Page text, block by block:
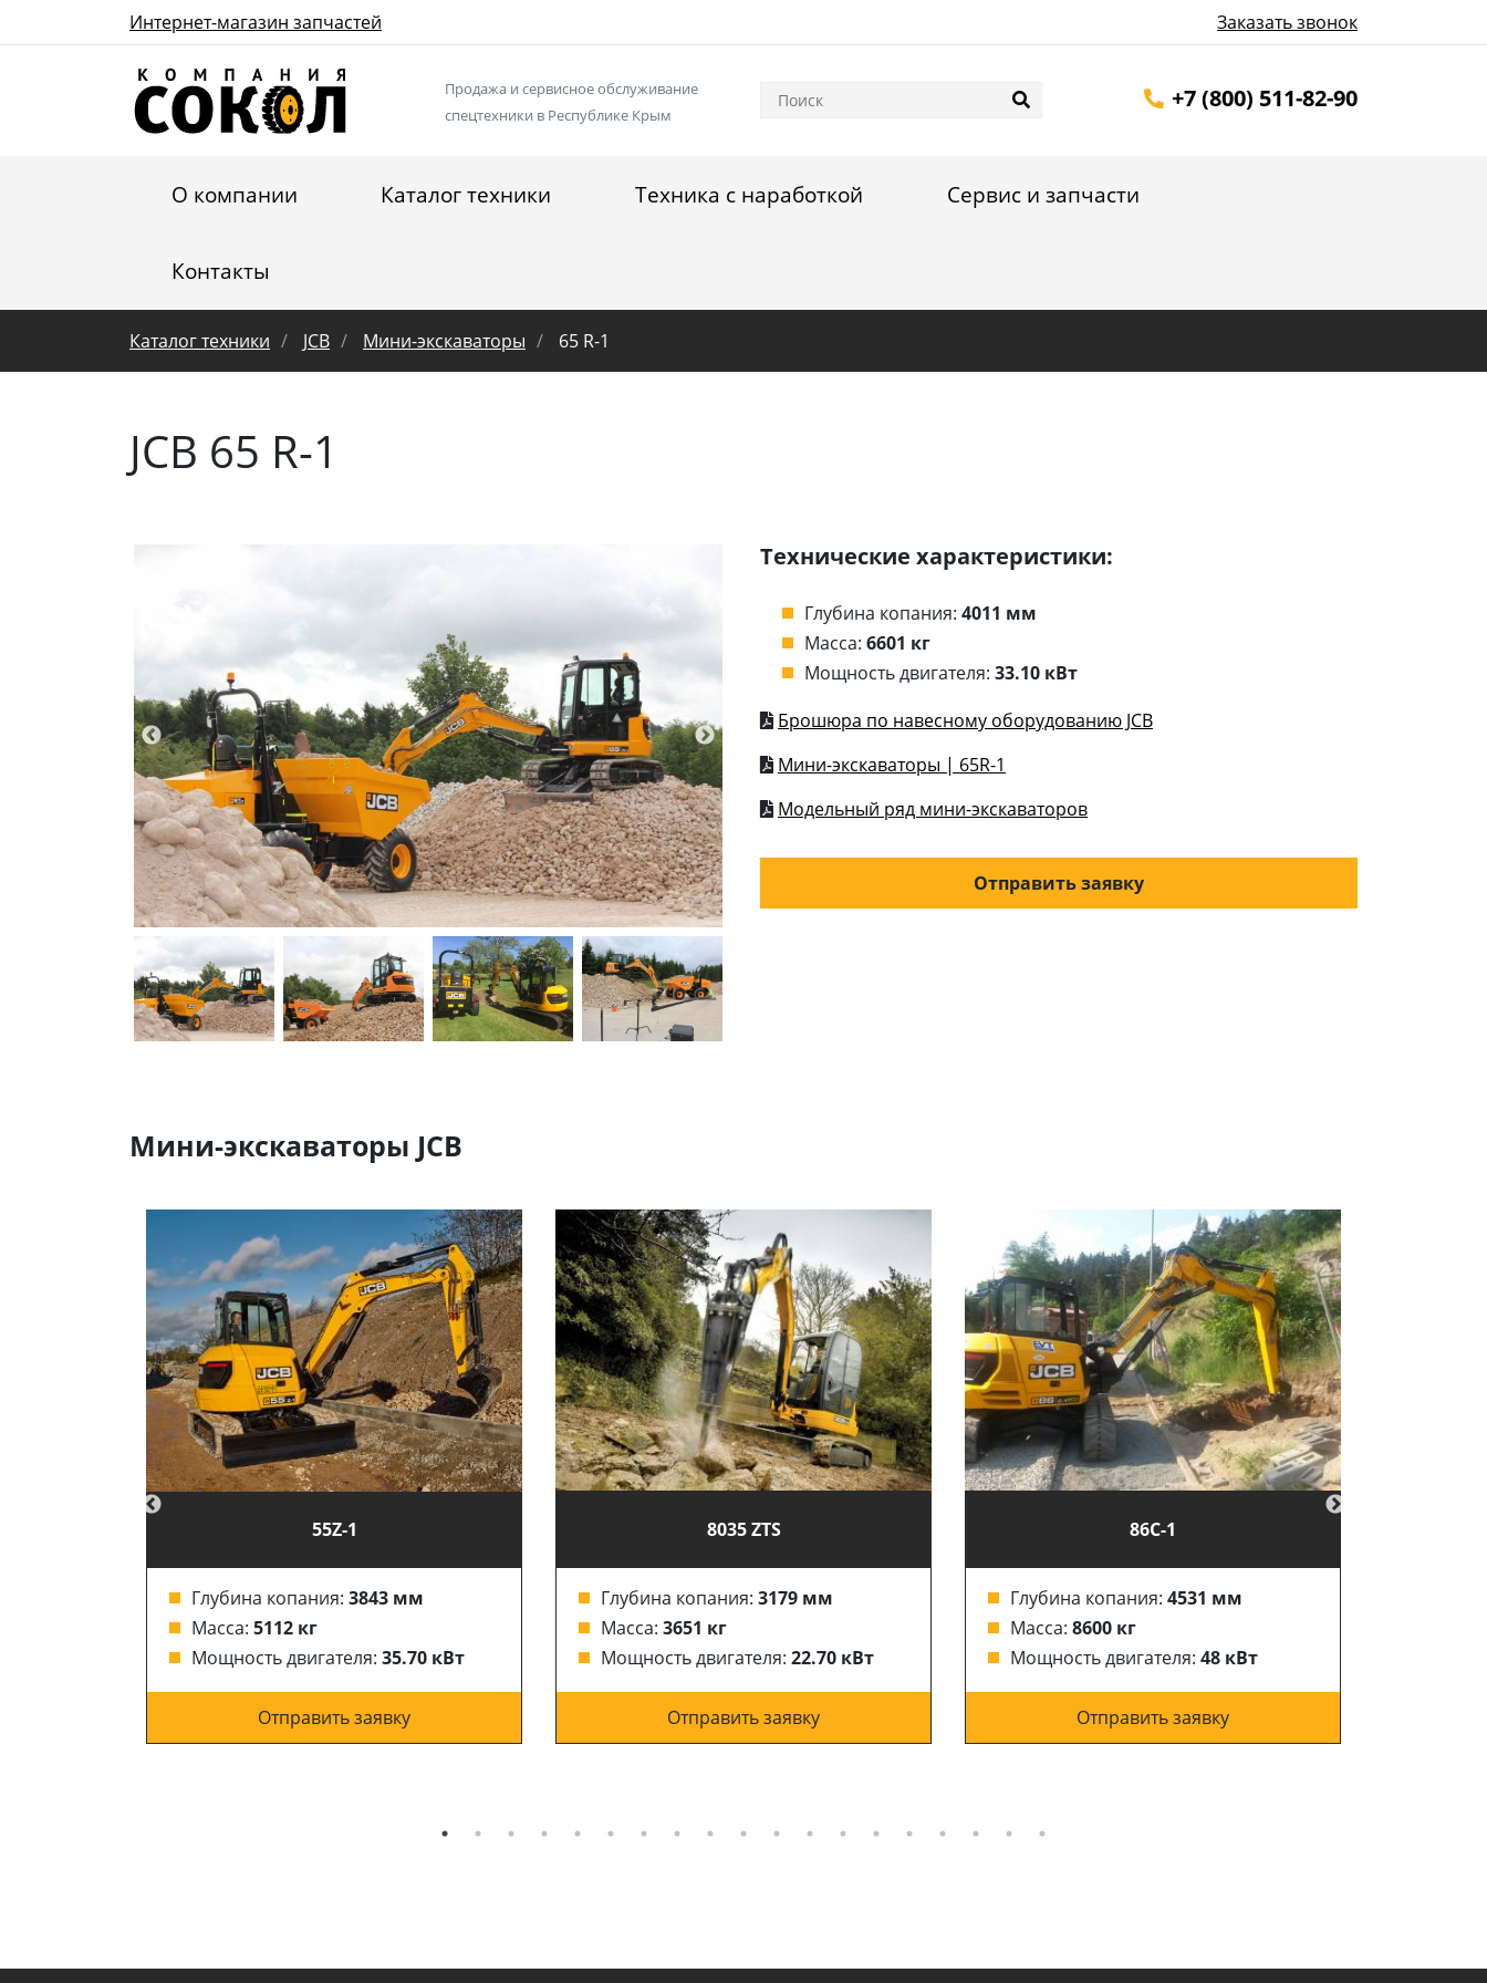
Интернет-магазин запчастей Заказать звонок
Продажа и сервисное обслуживание
спецтехники в Республике Крым
+7 (800) 511-82-90
О компании Каталог техники Техника с наработкой Сервис и запчасти
Контакты
Каталог техники JCB Мини-экскаваторы 65 R-1
JCB 65 R-1
Технические характеристики:
Глубина копания: 4011 мм
Масса: 6601 кг
Мощность двигателя: 33.10 кВт
Брошюра по навесному оборудованию JCB
Мини-экскаваторы | 65R-1
Модельный ряд мини-экскаваторов
Отправить заявку
Мини-экскаваторы JCB
55Z-1
Глубина копания: 3843 мм
Масса: 5112 кг
Мощность двигателя: 35.70 кВт
Отправить заявку
8035 ZTS
Глубина копания: 3179 мм
Масса: 3651 кг
Мощность двигателя: 22.70 кВт
Отправить заявку
86C-1
Глубина копания: 4531 мм
Масса: 8600 кг
Мощность двигателя: 48 кВт
Отправить заявку